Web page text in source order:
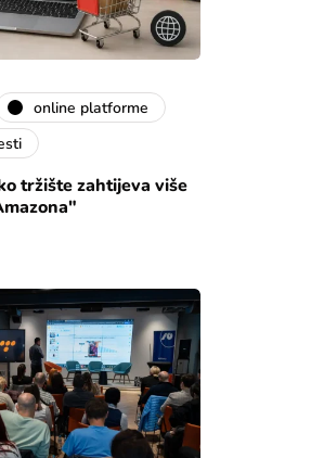
online platforme
tržište zahtijeva više